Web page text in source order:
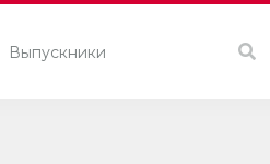
Выпускники